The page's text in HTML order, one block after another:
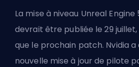
La mise à niveau Unreal
devrait être publiée le 29 juillet
que le prochain patch. Nvidia a
nouvelle mise à jour de pilote